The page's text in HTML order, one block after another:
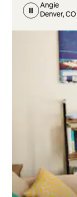
Angie
Denver, CO